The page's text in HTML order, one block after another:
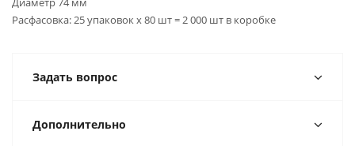
Расфасовка: 25 упаковок x 80 шт = 2 000 шт в коробке
Задать вопрос
Дополнительно